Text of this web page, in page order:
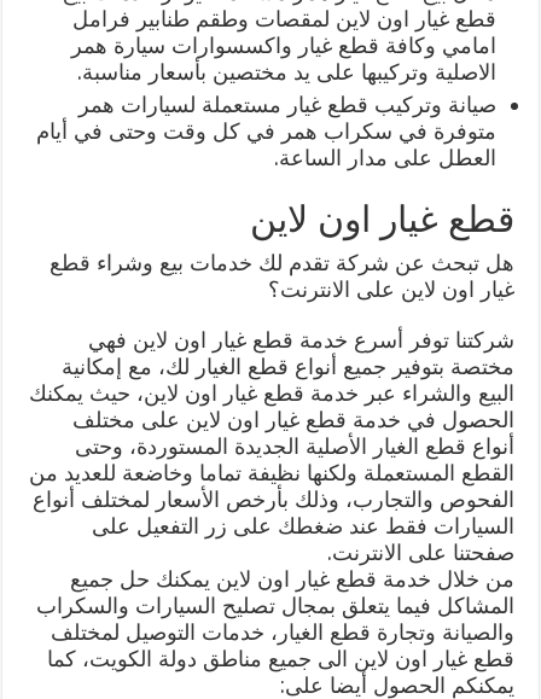
قطع غيار اون لاين لمقصات وطقم طنابير فرامل
امامي وكافة قطع غيار واكسسوارات سيارة همر
الاصلية وتركيبها على يد مختصين بأسعار مناسبة.
صيانة وتركيب قطع غيار مستعملة لسيارات همر
متوفرة في سكراب همر في كل وقت وحتى في أيام
العطل على مدار الساعة.
قطع غيار اون لاين
هل تبحث عن شركة تقدم لك خدمات بيع وشراء قطع
غيار اون لاين على الانترنت؟
شركتنا توفر أسرع خدمة قطع غيار اون لاين فهي
مختصة بتوفير جميع أنواع قطع الغيار لك، مع إمكانية
البيع والشراء عبر خدمة قطع غيار اون لاين، حيث يمكنك
الحصول في خدمة قطع غيار اون لاين على مختلف
أنواع قطع الغيار الأصلية الجديدة المستوردة، وحتى
القطع المستعملة ولكنها نظيفة تماما وخاضعة للعديد من
الفحوص والتجارب، وذلك بأرخص الأسعار لمختلف أنواع
السيارات فقط عند ضغطك على زر التفعيل على
صفحتنا على الانترنت.
من خلال خدمة قطع غيار اون لاين يمكنك حل جميع
المشاكل فيما يتعلق بمجال تصليح السيارات والسكراب
والصيانة وتجارة قطع الغيار، خدمات التوصيل لمختلف
قطع غيار اون لاين الى جميع مناطق دولة الكويت، كما
يمكنكم الحصول أيضا على: